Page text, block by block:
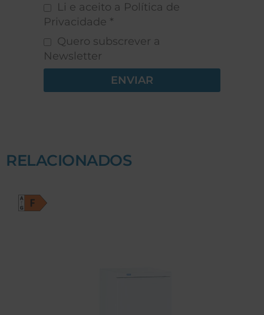
Li e aceito a Política de
Privacidade *
Quero subscrever a
Newsletter
ENVIAR
RELACIONADOS